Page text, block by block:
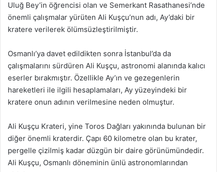
Uluğ Bey’in öğrencisi olan ve Semerkant Rasathanesi’nde
önemli çalışmalar yürüten Ali Kuşçu’nun adı, Ay’daki bir
kratere verilerek ölümsüzleştirilmiştir.
Osmanlı’ya davet edildikten sonra İstanbul’da da
çalışmalarını sürdüren Ali Kuşçu, astronomi alanında kalıcı
eserler bırakmıştır. Özellikle Ay’ın ve gezegenlerin
hareketleri ile ilgili hesaplamaları, Ay yüzeyindeki bir
kratere onun adının verilmesine neden olmuştur.
Ali Kuşçu Krateri, yine Toros Dağları yakınında bulunan bir
diğer önemli kraterdir. Çapı 60 kilometre olan bu krater,
pergelle çizilmiş kadar düzgün bir daire görünümündedir.
Ali Kuşçu, Osmanlı döneminin ünlü astronomlarından